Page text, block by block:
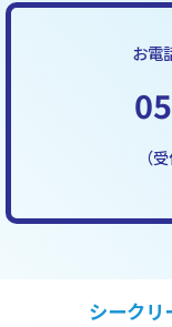
お電
（
シークリ